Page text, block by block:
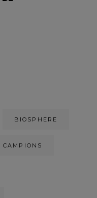
BIOSPHERE
CAMPIONS